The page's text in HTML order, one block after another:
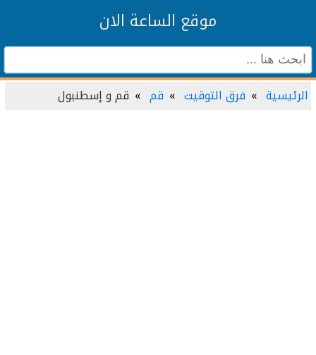
موقع الساعة الان
الرئيسية فرق التوقيت قم قم و إسطنبول